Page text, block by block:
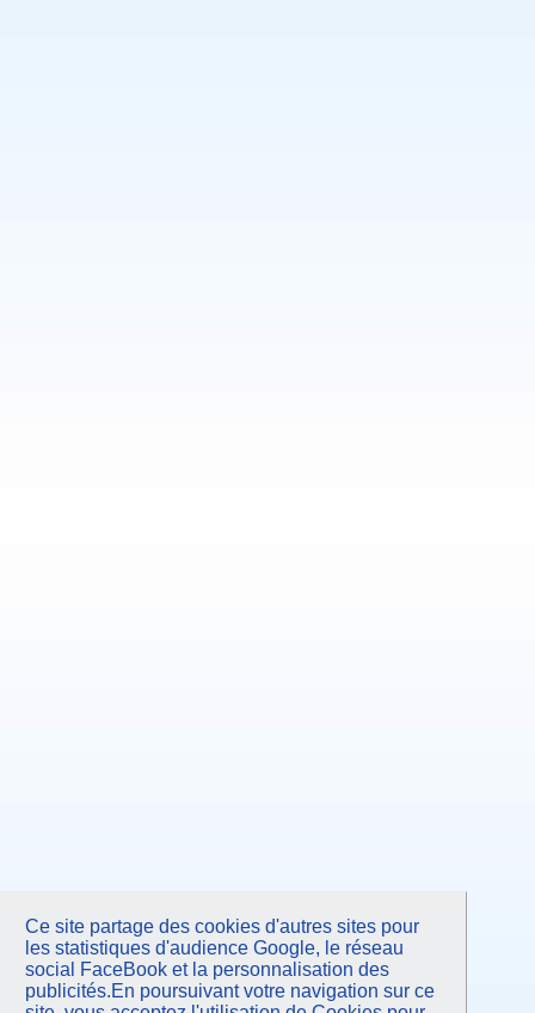
Ce site partage des cookies d'autres sites pour
les statistiques d'audience Google, le réseau
social FaceBook et la personnalisation des
publicités.En poursuivant votre navigation sur ce